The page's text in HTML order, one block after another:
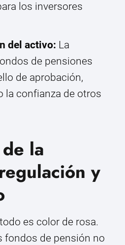
los inversores
del activo: La
de pensiones
de aprobación,
la confianza de otros
la
y
es color de rosa.
fondos de pensión no